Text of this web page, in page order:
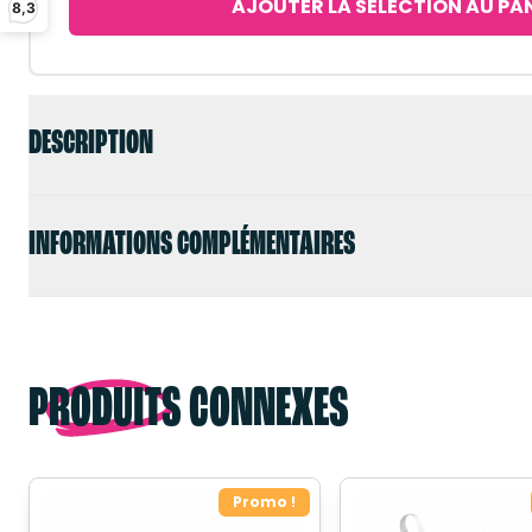
8,3
DESCRIPTION
INFORMATIONS COMPLÉMENTAIRES
AJOUTER LA SÉLECTION AU
PRODUITS CONNEXES
Promo !